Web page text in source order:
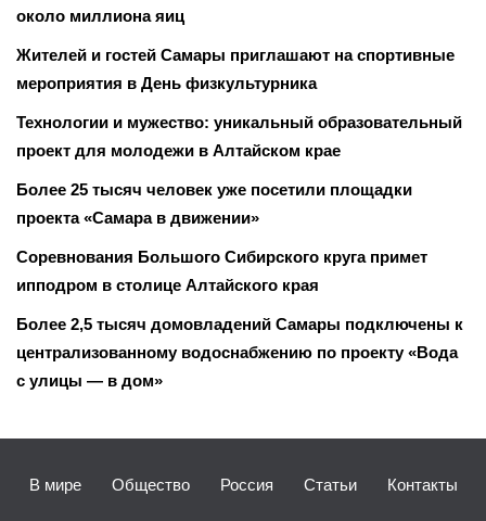
около миллиона яиц
Жителей и гостей Самары приглашают на спортивные
мероприятия в День физкультурника
Технологии и мужество: уникальный образовательный
проект для молодежи в Алтайском крае
Более 25 тысяч человек уже посетили площадки
проекта «Самара в движении»
Соревнования Большого Сибирского круга примет
ипподром в столице Алтайского края
Более 2,5 тысяч домовладений Самары подключены к
централизованному водоснабжению по проекту «Вода
с улицы — в дом»
В мире Общество Россия Статьи Контакты